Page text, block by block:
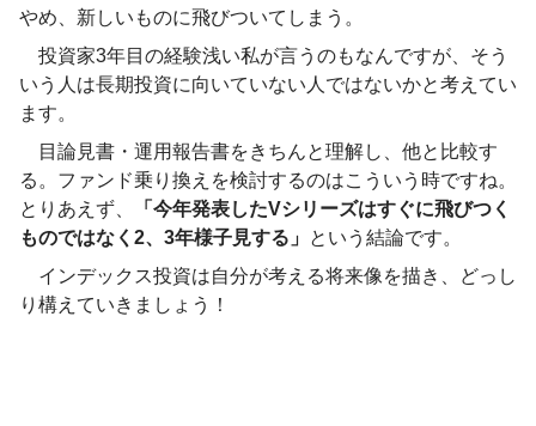
やめ、新しいものに飛びついてしまう。
投資家3年目の経験浅い私が言うのもなんですが、そう
いう人は長期投資に向いていない人ではないかと考えてい
ます。
目論見書・運用報告書をきちんと理解し、他と比較す
る。ファンド乗り換えを検討するのはこういう時ですね。
とりあえず、
「今年発表したVシリーズはすぐに飛びつく
ものではなく2、3年様子見する」 という結論です。
インデックス投資は自分が考える将来像を描き、どっし
り構えていきましょう！